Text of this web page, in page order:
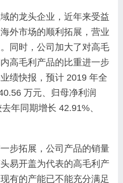
的龙头企业，近年来受益
外市场的顺利拓展，营业
同时，公司加大了对高毛
高毛利产品的比重进一步
绩快报，预计 2019 年全
万元、归母净利润
年同期增长 42.91%、
步拓展，公司产品的销量
易开盖为代表的高毛利产
有的产能已不能充分满足